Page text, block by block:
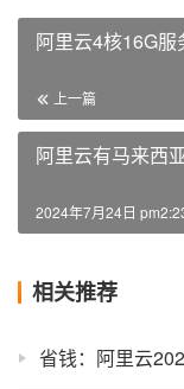
阿里云4核16G服
上一篇
阿里云有马来西
2024年7月24日
相关推荐